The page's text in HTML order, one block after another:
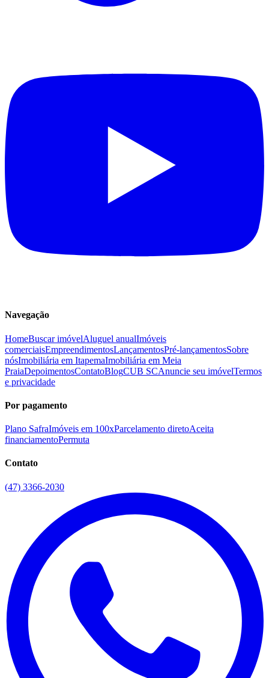
Navegação
HomeBuscar imóvelAluguel anualImóveis
comerciaisEmpreendimentosLançamentosPré-lançamentosSobre
nósImobiliária em ItapemaImobiliária em Meia
PraiaDepoimentosContatoBlogCUB SCAnuncie seu imóvelTermos
e privacidade
Por pagamento
Plano SafraImóveis em 100xParcelamento diretoAceita
financiamentoPermuta
Contato
(47) 3366-2030